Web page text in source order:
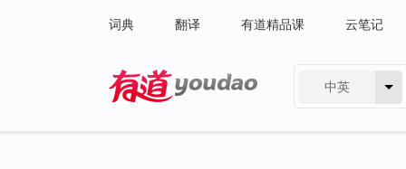
词典 翻译 有道精品课 云笔记
中英